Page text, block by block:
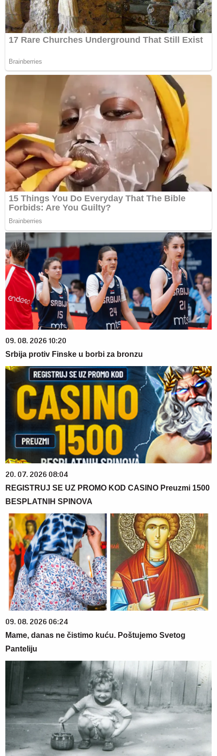
09. 08. 2026 10:20
Srbija protiv Finske u borbi za bronzu
20. 07. 2026 08:04
REGISTRUJ SE UZ PROMO KOD CASINO Preuzmi 1500
BESPLATNIH SPINOVA
09. 08. 2026 06:24
Mame, danas ne čistimo kuću. Poštujemo Svetog
Panteliju